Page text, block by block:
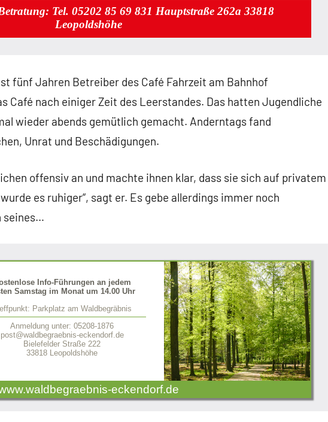
Tel. 05202 85 69 831 Hauptstraße 262a 33818
Leopoldshöhe
fünf Jahren Betreiber des Café Fahrzeit am Bahnhof
Café nach einiger Zeit des Leerstandes. Das hatten Jugendliche
wieder abends gemütlich gemacht. Anderntags fand
Unrat und Beschädigungen.
offensiv an und machte ihnen klar, dass sie sich auf privatem
es ruhiger“, sagt er. Es gebe allerdings immer noch
seines…
Info-Führungen an jedem
Samstag im Monat um 14.00 Uhr
Parkplatz am Waldbegräbnis
Anmeldung unter: 05208-1876
post@waldbegraebnis-eckendorf.de
Bielefelder Straße 222
33818 Leopoldshöhe
eckendorf.de